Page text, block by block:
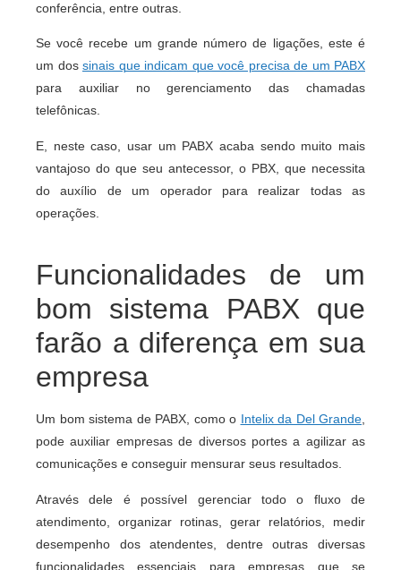
conferência, entre outras.
Se você recebe um grande número de ligações, este é
um dos sinais que indicam que você precisa de um PABX
para auxiliar no gerenciamento das chamadas
telefônicas.
E, neste caso, usar um PABX acaba sendo muito mais
vantajoso do que seu antecessor, o PBX, que necessita
do auxílio de um operador para realizar todas as
operações.
Funcionalidades de um
bom sistema PABX que
farão a diferença em sua
empresa
Um bom sistema de PABX, como o Intelix da Del Grande,
pode auxiliar empresas de diversos portes a agilizar as
comunicações e conseguir mensurar seus resultados.
Através dele é possível gerenciar todo o fluxo de
atendimento, organizar rotinas, gerar relatórios, medir
desempenho dos atendentes, dentre outras diversas
funcionalidades essenciais para empresas que se